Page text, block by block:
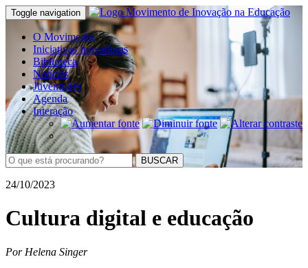
Toggle navigation
O Movimento
Iniciativas Inovadoras
Biblioteca
Notícias
Juventudes
Agenda
Interação
BUSCAR
24/10/2023
Cultura digital e educação
Por Helena Singer